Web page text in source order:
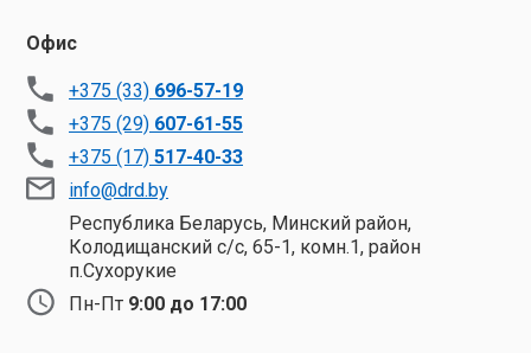
Офис
+375 (33) 696-57-19
+375 (29) 607-61-55
+375 (17) 517-40-33
info@drd.by
Республика Беларусь, Минский район,
Колодищанский с/с, 65-1, комн.1, район
п.Сухорукие
Пн-Пт 9:00 до 17:00